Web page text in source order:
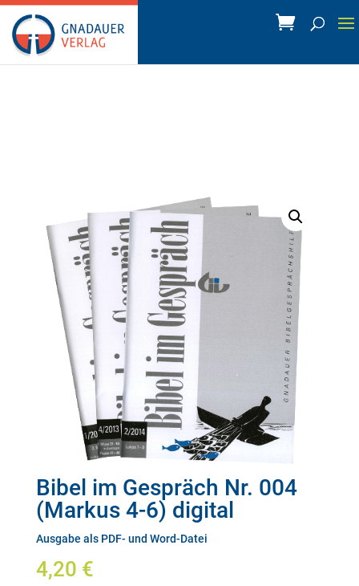
Bibel im Gespräch Nr. 004
(Markus 4-6) digital
Ausgabe als PDF- und Word-Datei
4,20 €